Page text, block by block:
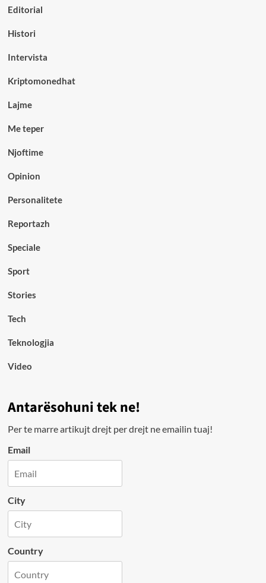
Editorial
Histori
Intervista
Kriptomonedhat
Lajme
Me teper
Njoftime
Opinion
Personalitete
Reportazh
Speciale
Sport
Stories
Tech
Teknologjia
Video
Antarësohuni tek ne!
Per te marre artikujt drejt per drejt ne emailin tuaj!
Email
City
Country